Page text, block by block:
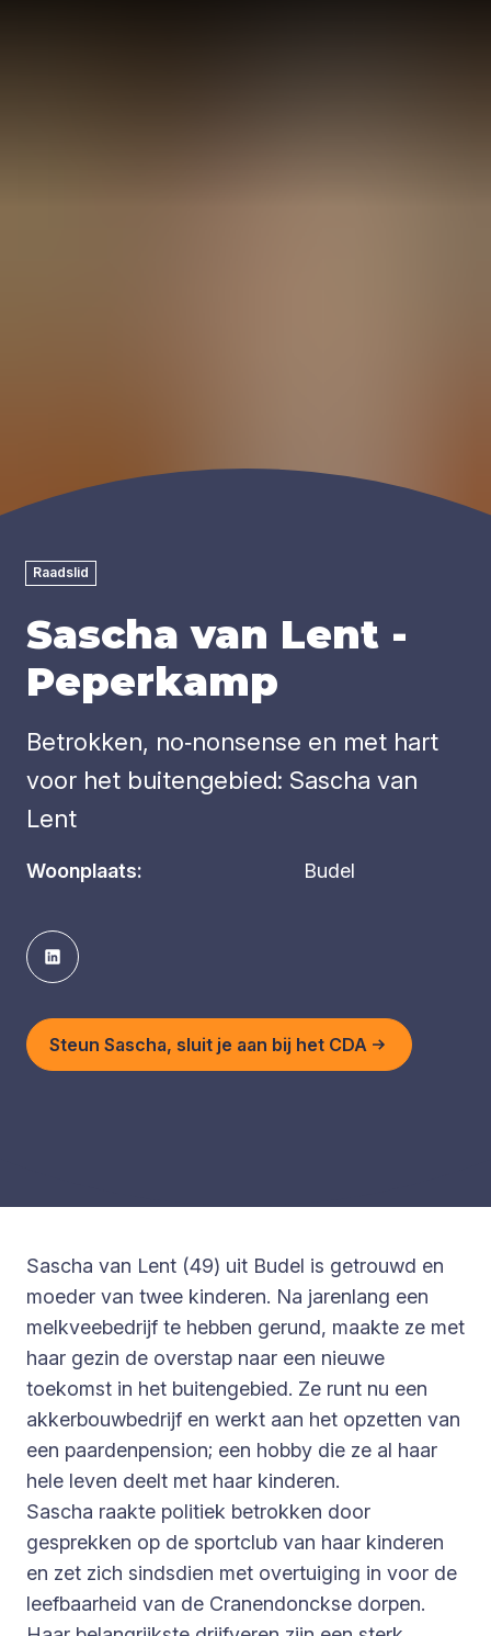
Raadslid
Sascha van Lent -
Peperkamp
Betrokken, no‑nonsense en met hart
voor het buitengebied: Sascha van
Lent
Woonplaats: Budel
Steun Sascha, sluit je aan bij het CDA
Sascha van Lent (49) uit Budel is getrouwd en
moeder van twee kinderen. Na jarenlang een
melkveebedrijf te hebben gerund, maakte ze met
haar gezin de overstap naar een nieuwe
toekomst in het buitengebied. Ze runt nu een
akkerbouwbedrijf en werkt aan het opzetten van
een paardenpension; een hobby die ze al haar
hele leven deelt met haar kinderen.
Sascha raakte politiek betrokken door
gesprekken op de sportclub van haar kinderen
en zet zich sindsdien met overtuiging in voor de
leefbaarheid van de Cranendonckse dorpen.